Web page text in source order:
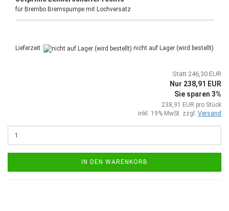
für Brembo Bremspumpe mit Lochversatz
Lieferzeit: nicht auf Lager (wird bestellt)
Statt 246,30 EUR
Nur 238,91 EUR
Sie sparen 3%
238,91 EUR pro Stück
inkl. 19% MwSt. zzgl. Versand
IN DEN WARENKORB